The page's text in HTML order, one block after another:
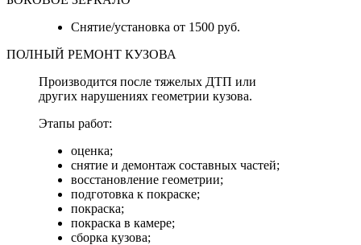
Снятие/установка от 1500 руб.
ПОЛНЫЙ РЕМОНТ КУЗОВА
Производится после тяжелых ДТП или
других нарушениях геометрии кузова.
Этапы работ:
оценка;
снятие и демонтаж составных частей;
восстановление геометрии;
подготовка к покраске;
покраска;
покраска в камере;
сборка кузова;